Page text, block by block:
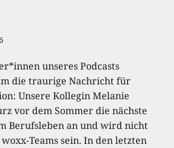
unseres Podcasts
die traurige Nachricht für
Unsere Kollegin Melanie
vor dem Sommer die nächste
Berufsleben an und wird nicht
Teams sein. In den letzten